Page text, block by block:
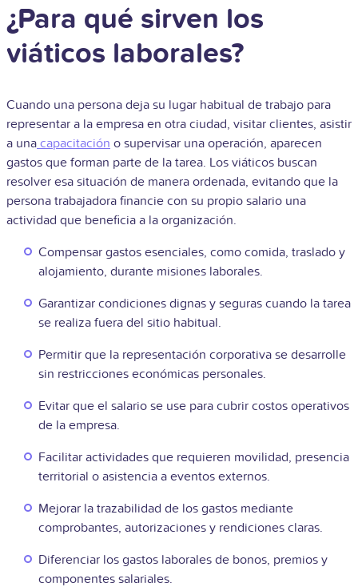
¿Para qué sirven los
viáticos laborales?
Cuando una persona deja su lugar habitual de trabajo para
representar a la empresa en otra ciudad, visitar clientes, asistir
a una capacitación o supervisar una operación, aparecen
gastos que forman parte de la tarea. Los viáticos buscan
resolver esa situación de manera ordenada, evitando que la
persona trabajadora financie con su propio salario una
actividad que beneficia a la organización.
Compensar gastos esenciales, como comida, traslado y
alojamiento, durante misiones laborales.
Garantizar condiciones dignas y seguras cuando la tarea
se realiza fuera del sitio habitual.
Permitir que la representación corporativa se desarrolle
sin restricciones económicas personales.
Evitar que el salario se use para cubrir costos operativos
de la empresa.
Facilitar actividades que requieren movilidad, presencia
territorial o asistencia a eventos externos.
Mejorar la trazabilidad de los gastos mediante
comprobantes, autorizaciones y rendiciones claras.
Diferenciar los gastos laborales de bonos, premios y
componentes salariales.